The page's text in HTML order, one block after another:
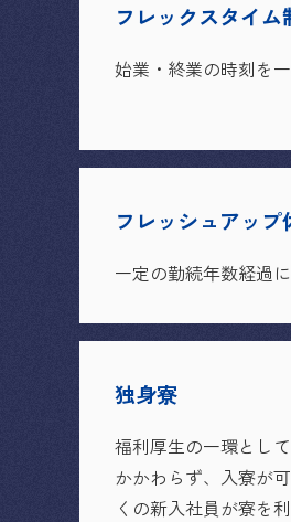
フレックスタイム
始業・終業の時刻を
フレッシュアップ
一定の勤続年数経過
独身寮
福利厚生の一環とし
かかわらず、入寮が
くの新入社員が寮を利